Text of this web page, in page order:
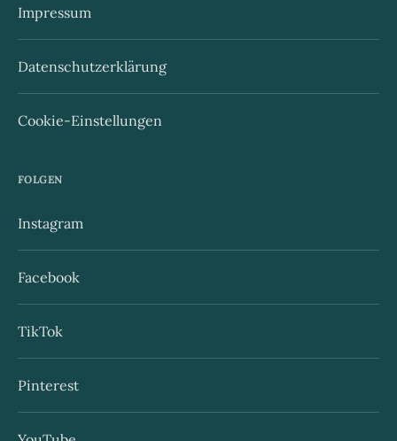
FOLGEN
Instagram
Facebook
TikTok
Pinterest
Impressum
Datenschutzerklärung
Cookie-Einstellungen